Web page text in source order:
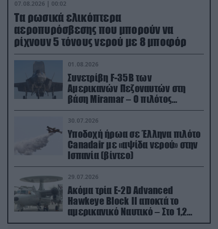
07.08.2026 | 00:02
Τα ρωσικά ελικόπτερα
αεροπυρόσβεσης που μπορούν να
ρίχνουν 5 τόνους νερού με 8 μποφόρ
01.08.2026
Συνετρίβη F-35B των
Αμερικανών Πεζοναυτών στη
βάση Miramar – Ο πιλότος
εκτινάχθηκε εγκαίρως
30.07.2026
Υποδοχή ήρωα σε Έλληνα πιλότο
Canadair με «αψίδα νερού» στην
Ισπανία (βίντεο)
29.07.2026
Ακόμα τρία E-2D Advanced
Hawkeye Block II αποκτά το
αμερικανικό Ναυτικό – Στο 1,2
δισ.δολάρια το κόστος